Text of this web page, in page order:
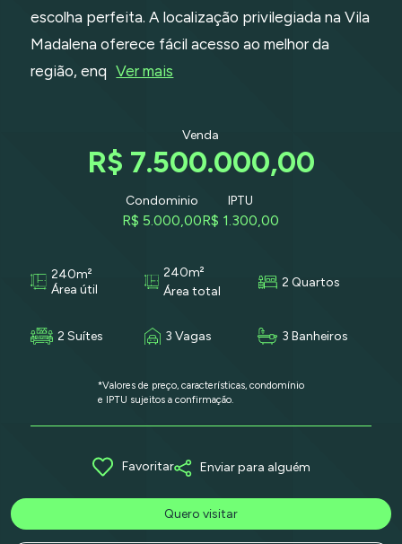
escolha perfeita. A localização privilegiada na Vila
Madalena oferece fácil acesso ao melhor da
região, enq Ver mais
Venda
R$ 7.500.000,00
Condominio
R$ 5.000,00
IPTU
R$ 1.300,00
240m²
Área útil
240m²
Área total
2 Quartos
2 Suítes 3 Vagas 3 Banheiros
*Valores de preço, características, condomínio
e IPTU sujeitos a confirmação.
Favoritar Enviar para alguém
Quero visitar